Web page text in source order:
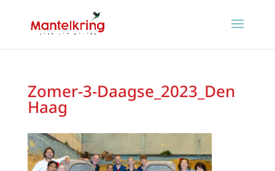
Zomer-3-Daagse_2023_Den
Haag